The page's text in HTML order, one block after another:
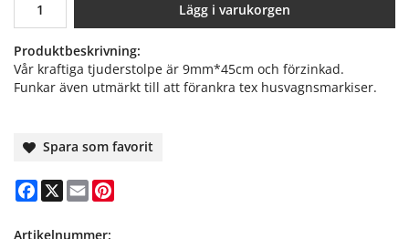
Lägg i varukorgen
Produktbeskrivning:
Vår kraftiga tjuderstolpe är 9mm*45cm och förzinkad.
Funkar även utmärkt till att förankra tex husvagnsmarkiser.
Spara som favorit
Facebook
X Email
Artikelnummer: